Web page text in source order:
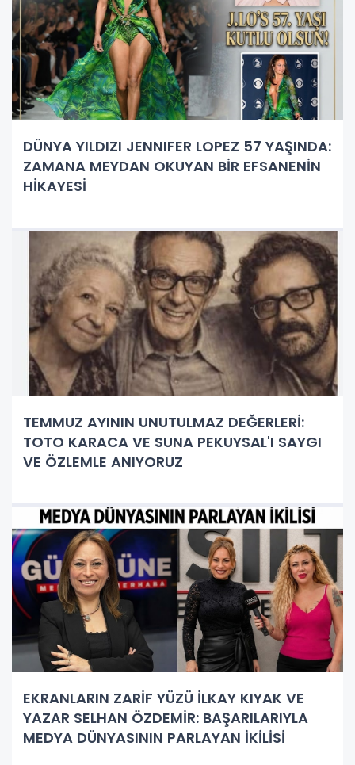
DÜNYA YILDIZI JENNIFER LOPEZ 57 YAŞINDA:
ZAMANA MEYDAN OKUYAN BİR EFSANENİN
HİKAYESİ
TEMMUZ AYININ UNUTULMAZ DEĞERLERİ:
TOTO KARACA VE SUNA PEKUYSAL'I SAYGI
VE ÖZLEMLE ANIYORUZ
EKRANLARIN ZARİF YÜZÜ İLKAY KIYAK VE
YAZAR SELHAN ÖZDEMİR: BAŞARILARIYLA
MEDYA DÜNYASININ PARLAYAN İKİLİSİ